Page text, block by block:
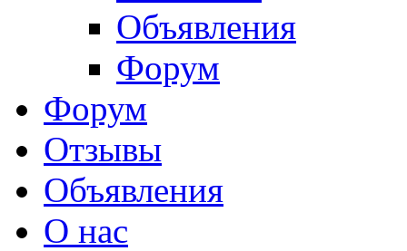
Объявления
Форум
Форум
Отзывы
Объявления
О нас